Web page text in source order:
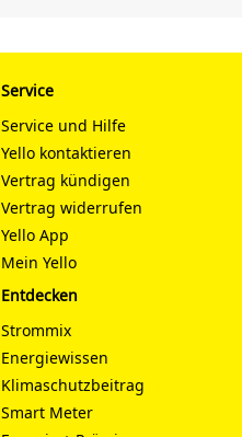
Service
Service und Hilfe
Yello kontaktieren
Vertrag kündigen
Vertrag widerrufen
Yello App
Mein Yello
Entdecken
Strommix
Energiewissen
Klimaschutzbeitrag
Smart Meter